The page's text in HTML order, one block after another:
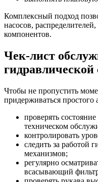
Комплексный подход
насосов,
компонентов.
Чек-лист
Чтобы не пропустить
придерживаться простого
проверять
техническом
контролировать
следить за работой
механизмов;
регулярно
всасывающий